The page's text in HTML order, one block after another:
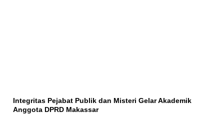
Integritas Pejabat Publik dan Misteri Gelar Akademik
Anggota DPRD Makassar